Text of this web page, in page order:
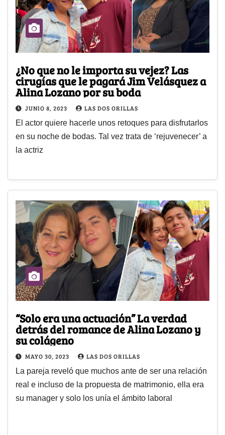
¿No que no le importa su vejez? Las
cirugías que le pagará Jim Velásquez a
Alina Lozano por su boda
JUNIO 8, 2023 LAS DOS ORILLAS
El actor quiere hacerle unos retoques para disfrutarlos
en su noche de bodas. Tal vez trata de ‘rejuvenecer’ a
la actriz
“Solo era una actuación” La verdad
detrás del romance de Alina Lozano y
su colágeno
MAYO 30, 2023 LAS DOS ORILLAS
La pareja reveló que muchos ante de ser una relación
real e incluso de la propuesta de matrimonio, ella era
su manager y solo los unía el ámbito laboral